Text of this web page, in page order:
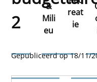
&
Mili
eu
reat
ie
2
Begroting
Gepubliceerd op 18/11/